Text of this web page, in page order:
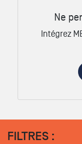
Ne
Intégrez
FILTRES :